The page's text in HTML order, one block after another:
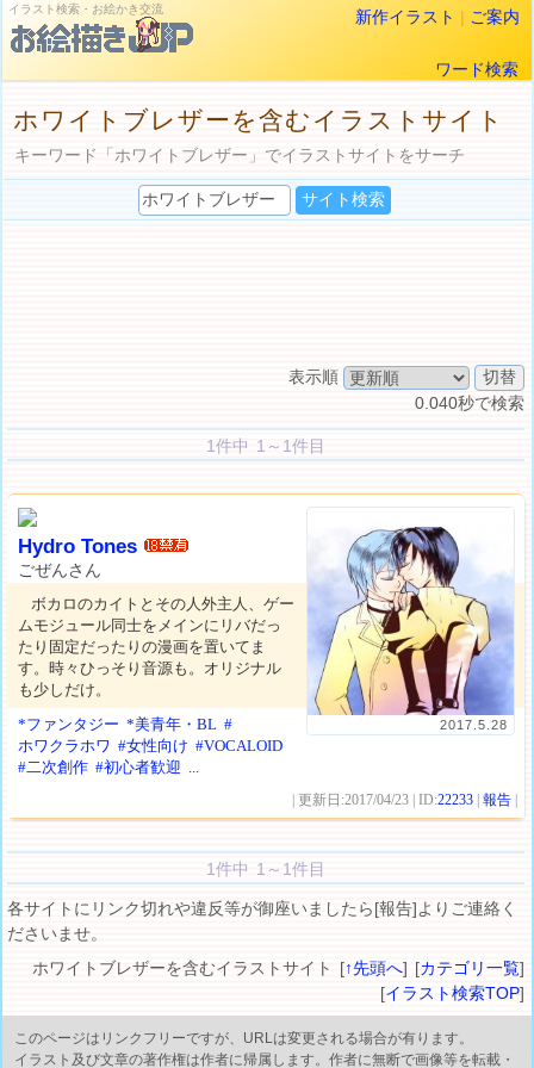
イラスト検索・お絵かき交流 新作イラスト | ご案内
ワード検索
ホワイトブレザーを含むイラストサイト
キーワード「ホワイトブレザー」でイラストサイトをサーチ
表示順
0.040秒で検索
1件中 1～1件目
2017.5.28
Hydro Tones
ごぜんさん
ボカロのカイトとその人外主人、ゲー
ムモジュール同士をメインにリバだっ
たり固定だったりの漫画を置いてま
す。時々ひっそり音源も。オリジナル
も少しだけ。
*ファンタジー *美青年・BL #
ホワクラホワ #女性向け #VOCALOID
#二次創作 #初心者歓迎 ...
| 更新日:2017/04/23 | ID:22233 |報告
1件中 1～1件目
各サイトにリンク切れや違反等が御座いましたら[報告]よりご連絡く
ださいませ。
ホワイトブレザーを含むイラストサイト [↑先頭へ] [カテゴリ一覧]
[イラスト検索TOP]
このページはリンクフリーですが、URLは変更される場合が有ります。
イラスト及び文章の著作権は作者に帰属します。作者に無断で画像等を転載・